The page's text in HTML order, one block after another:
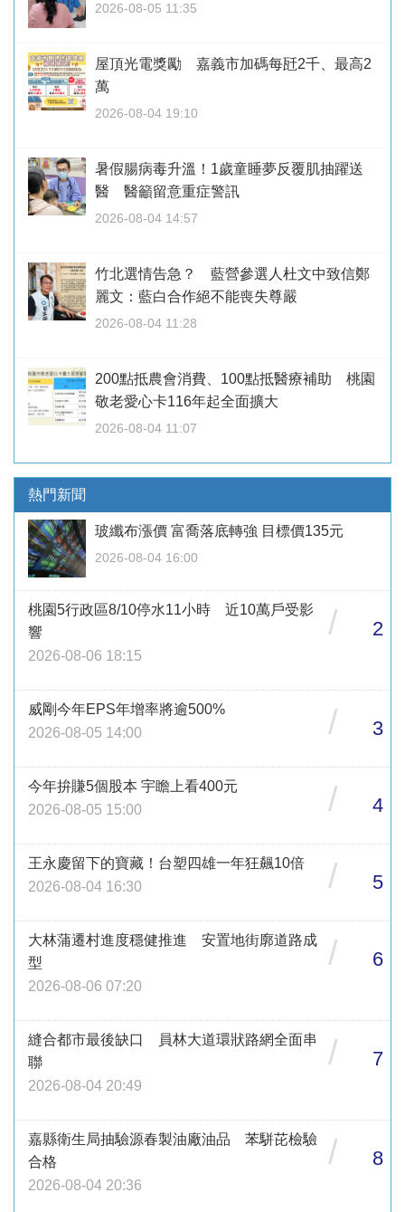
2026-08-05 11:35
屋頂光電獎勵 嘉義市加碼每瓩2千、最高2
萬
2026-08-04 19:10
暑假腸病毒升溫！1歲童睡夢反覆肌抽躍送
醫 醫籲留意重症警訊
2026-08-04 14:57
竹北選情告急？ 藍營參選人杜文中致信鄭
麗文：藍白合作絕不能喪失尊嚴
2026-08-04 11:28
200點抵農會消費、100點抵醫療補助 桃園
敬老愛心卡116年起全面擴大
2026-08-04 11:07
熱門新聞
玻纖布漲價 富喬落底轉強 目標價135元
2026-08-04 16:00
桃園5行政區8/10停水11小時 近10萬戶受影
響
2026-08-06 18:15
/ 2
威剛今年EPS年增率將逾500%
2026-08-05 14:00
/ 3
今年拚賺5個股本 宇瞻上看400元
2026-08-05 15:00
/ 4
王永慶留下的寶藏！台塑四雄一年狂飆10倍
2026-08-04 16:30
/ 5
大林蒲遷村進度穩健推進 安置地街廓道路成
型
2026-08-06 07:20
/ 6
縫合都市最後缺口 員林大道環狀路網全面串
聯
2026-08-04 20:49
/ 7
嘉縣衛生局抽驗源春製油廠油品 苯駢芘檢驗
合格
2026-08-04 20:36
/ 8